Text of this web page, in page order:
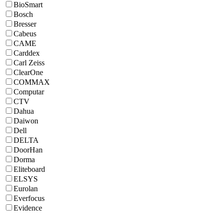
BioSmart
Bosch
Bresser
Cabeus
CAME
Carddex
Carl Zeiss
ClearOne
COMMAX
Computar
CTV
Dahua
Daiwon
Dell
DELTA
DoorHan
Dorma
Eliteboard
ELSYS
Eurolan
Everfocus
Evidence